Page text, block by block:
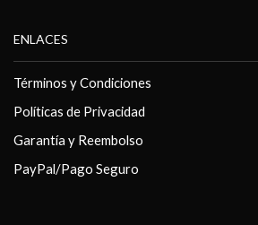
ENLACES
Términos y Condiciones
Políticas de Privacidad
Garantía y Reembolso
PayPal/Pago Seguro